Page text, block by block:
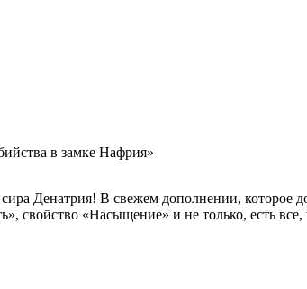
в замке Нафрия»
Денатрия! В свежем дополнении, которое
свойство «Насыщение» и не только, есть